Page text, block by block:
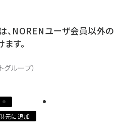
、NORENユーザ会員以外の
す。
ループ）
元に追加